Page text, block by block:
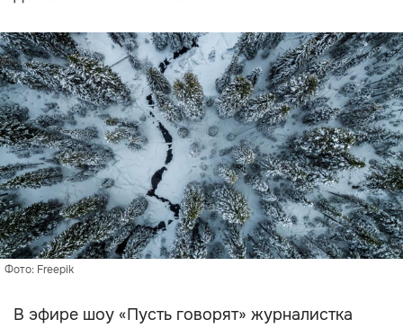
Фото: Freepik
В эфире шоу «Пусть говорят» журналистка